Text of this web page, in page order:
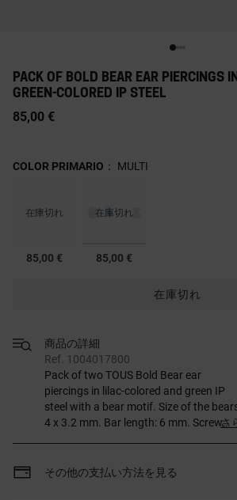
PACK OF BOLD BEAR EAR PIERCINGS
GREEN-COLORED IP STEEL
85,00 €
在庫切れ
85,00 €
在庫切れ
選択済み
85,00 €
COLOR PRIMARIO： MULTI
在庫切れ
商品の詳細
Ref. 1004017800
Pack of two TOUS Bold Bear ear
piercings in lilac-colored and green IP
steel with a bear motif. Size of the
4 x 3.2 mm. Bar length: 6 mm. Screwさ
その他の支払い方法を見る